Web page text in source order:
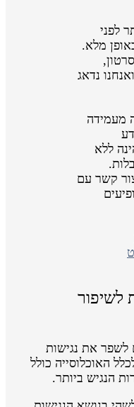
באופן מלא.
נדאג
ללא
קשר עם
את נגישות
האוכלוסייה כולל
הנגיש ביותר.